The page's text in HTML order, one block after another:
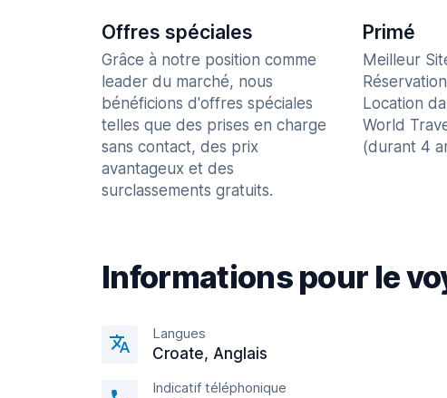
Offres spéciales
Grâce à notre position comme
leader du marché, nous
bénéficions d'offres spéciales
telles que des prises en charge
sans contact, des prix
avantageux et des
surclassements gratuits.
Primé
Meilleur
Location
World
(durant 4
Informations pour le
Langues
Croate, Anglais
Indicatif téléphonique